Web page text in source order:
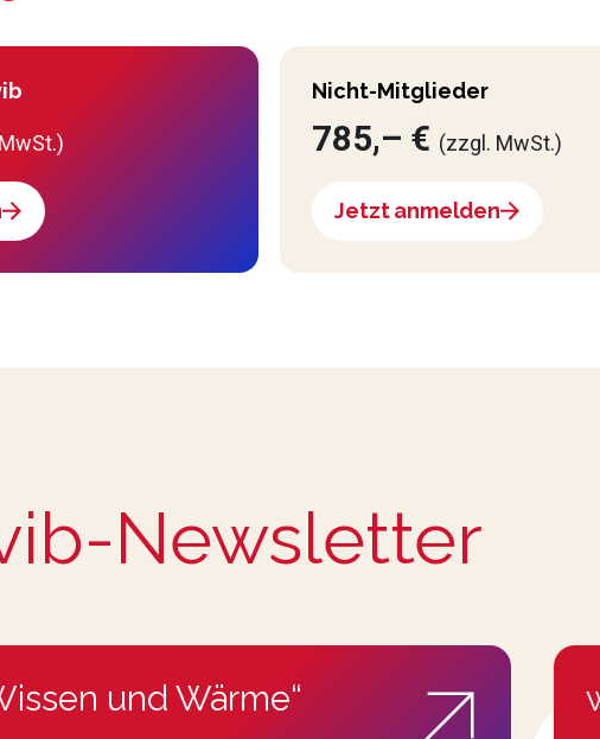
Nicht-Mitglieder
785,– € (zzgl. MwSt.)
Jetzt anmelden
Newsletter
und Wärme“